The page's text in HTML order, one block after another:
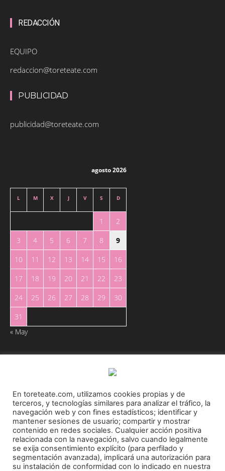
REDACCIÓN
EQUIPO
redaccion@toreteate.com
PUBLICIDAD
publicidad@toreteate.com
agosto 2026
L M X J V S D
1
2
3
4 5 6 7 8
9
10
11 12 13 14 15
16
17
18 19 20 21 22
23
24
25 26 27 28 29
30
31
« May
Toreteate Ⓒ 2023. Todos los derechos reservados
Diseñado porWelow Marketing
Prohibida la reproducción y utilización total o parcial, por cualquier medio, sin autorización
expresa por escrito.
En toreteate.com, utilizamos cookies propias y de
terceros, y tecnologías similares para analizar el tráfico, la
navegación web y con fines estadísticos; identificar y
mantener sesiones de usuario; compartir y mostrar
contenido en redes sociales. Cualquier acción positiva
relacionada con la navegación, salvo cuando legalmente
se exija consentimiento explícito (para perfilado y
segmentación avanzada), implicará una autorización para
su instalación de conformidad con lo indicado en nuestra